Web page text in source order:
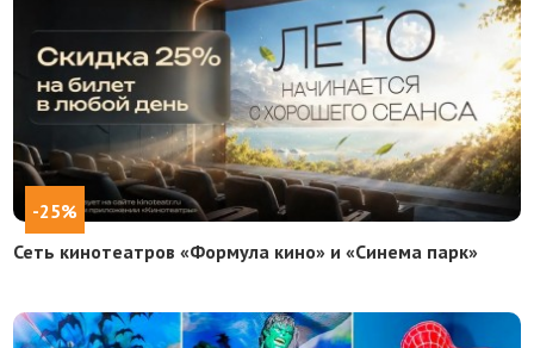
-25%
Сеть кинотеатров «Формула кино» и «Синема парк»